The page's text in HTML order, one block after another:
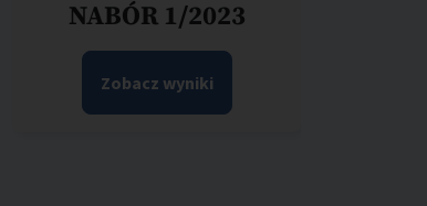
NABÓR 1/2023
Zobacz wyniki